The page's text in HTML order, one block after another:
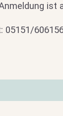
ist
05151/